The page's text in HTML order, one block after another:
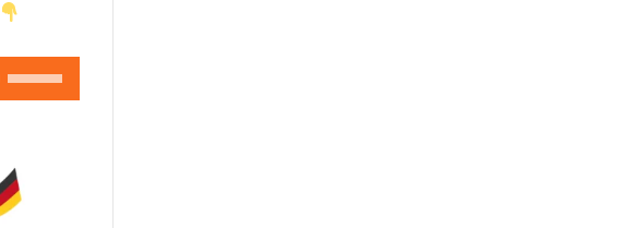
გამოიყენეთ
კლავჲშები
ხმის
დონის